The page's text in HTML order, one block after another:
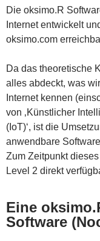
Die oksimo.R
Internet entwickelt
oksimo.com
Da das theoretische
alles abdeckt, was
Internet kennen
von ‚Künstlicher
(IoT)‘, ist die
anwendbare
Zum Zeitpunkt
Level 2 direkt
Eine
Software